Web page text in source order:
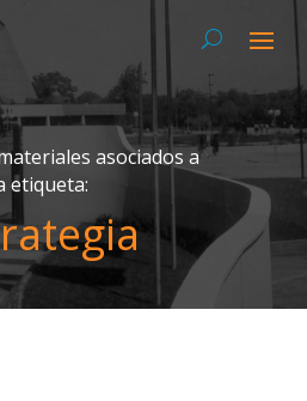
asociados a
etiqueta: